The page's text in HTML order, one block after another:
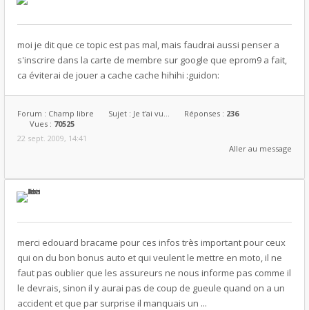
moi je dit que ce topic est pas mal, mais faudrai aussi penser a
s'inscrire dans la carte de membre sur google que eprom9 a fait,
ca éviterai de jouer a cache cache hihihi :guidon:
Forum : Champ libre Sujet : Je t'ai vu... Réponses : 236
Vues : 70525
22 sept. 2009, 14:41
Aller au message
merci edouard bracame pour ces infos très important pour ceux
qui on du bon bonus auto et qui veulent le mettre en moto, il ne
faut pas oublier que les assureurs ne nous informe pas comme il
le devrais, sinon il y aurai pas de coup de gueule quand on a un
accident et que par surprise il manquais un ...